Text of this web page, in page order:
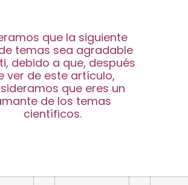
que la siguiente
temas sea agradable
debido a que, después
ver de este artículo,
que eres un
de los temas
científicos.